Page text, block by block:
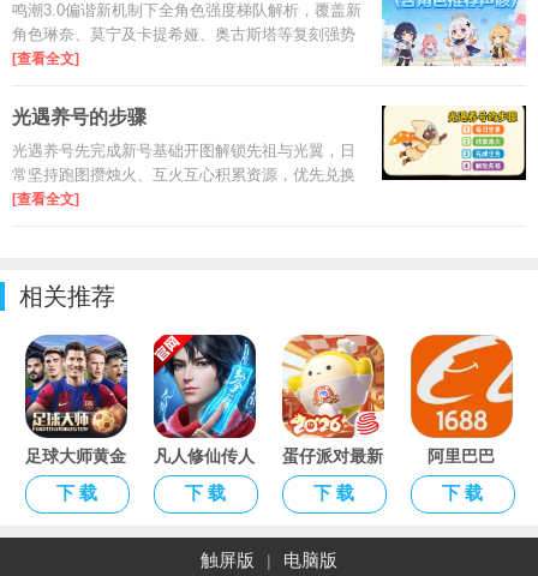
鸣潮3.0偏谐新机制下全角色强度梯队解析，覆盖新
角色琳奈、莫宁及卡提希娅、奥古斯塔等复刻强势
角色，按逆境深塔、冥歌海墟高难场景划分T0-T3梯
队评级，同步附上各位置核心角色专属声骸套装、
属性优先级搭配推荐，一站式助力角色养成与队伍
配队。
[查看全文]
光遇养号的步骤
光遇养号先完成新号基础开图解锁先祖与光翼，日
常坚持跑图攒烛火、互火互心积累资源，优先兑换
复刻和常驻先祖物品，按需购买季卡完成季节任务
获取季礼，定期前往暴风眼献祭换红蜡烛解锁高阶
[查看全文]
相关推荐
足球大师黄金
一代手游
下 载
凡人修仙传人
界篇手游
2026最新版
下 载
蛋仔派对最新
版
下 载
阿里巴巴
APP2026官
方版
下 载
触屏版 | 电脑版